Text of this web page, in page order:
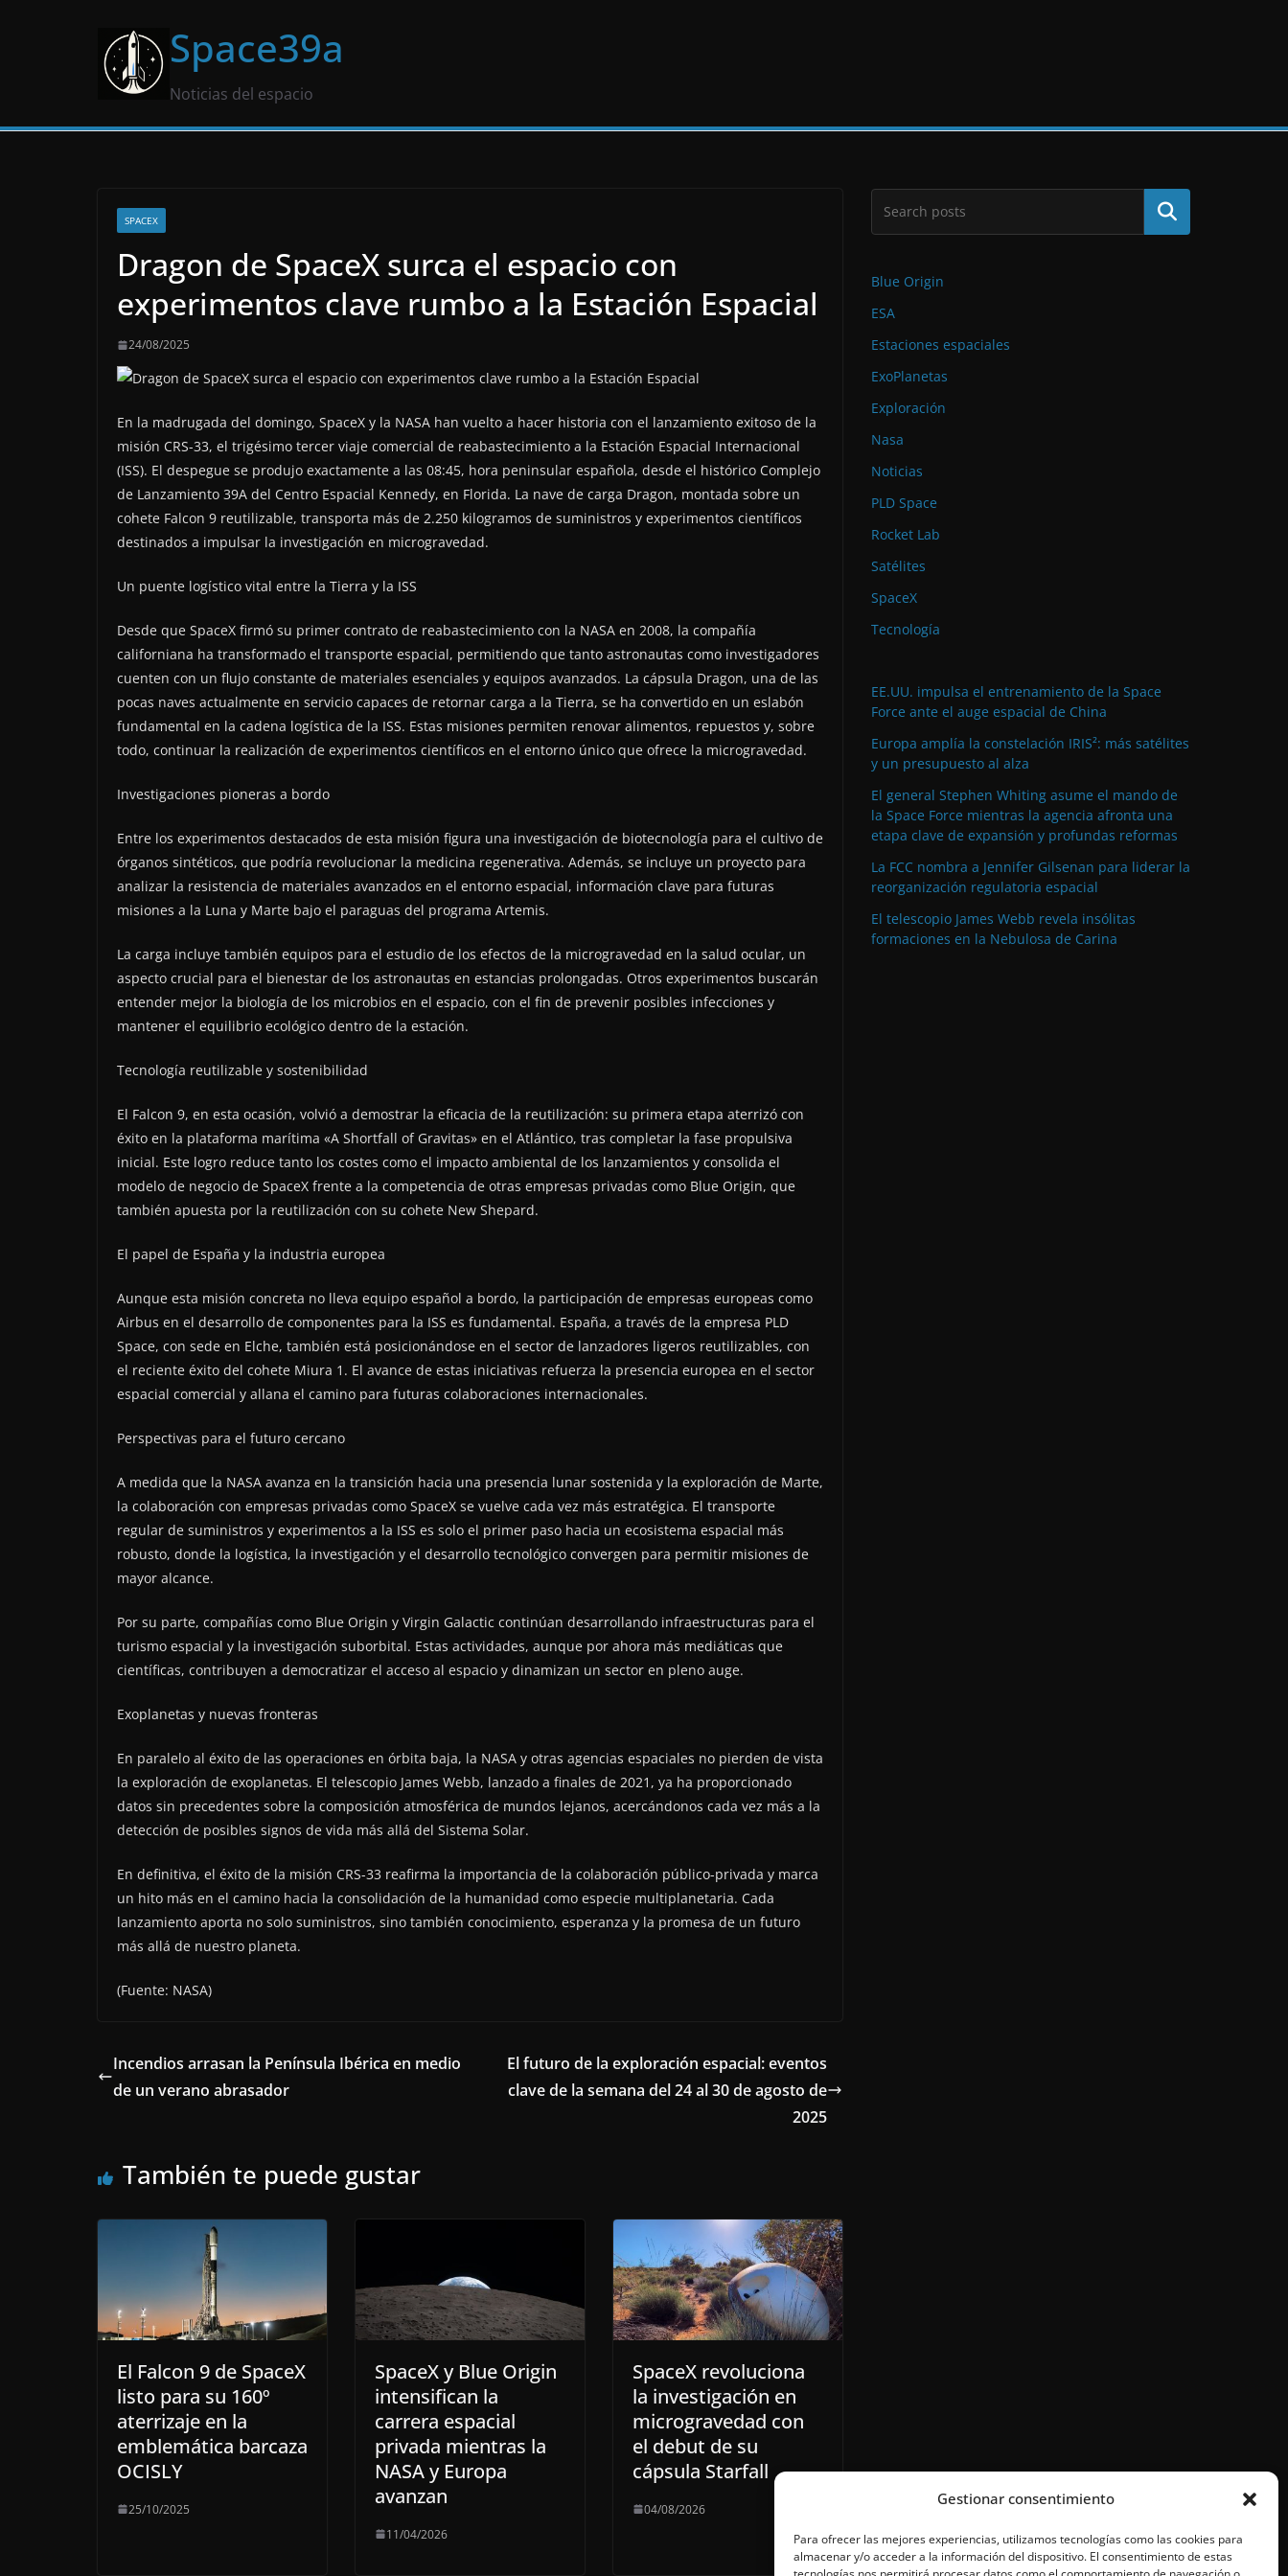
Gestionar consentimiento
Para ofrecer las mejores experiencias, utilizamos tecnologías como las cookies para
almacenar y/o acceder a la información del dispositivo. El consentimiento de estas
Space39a
Noticias del espacio
SPACEX
Dragon de SpaceX surca el espacio con
experimentos clave rumbo a la Estación Espacial
24/08/2025
En la madrugada del domingo, SpaceX y la NASA han vuelto a hacer historia con el lanzamiento exitoso de la
misión CRS-33, el trigésimo tercer viaje comercial de reabastecimiento a la Estación Espacial Internacional
(ISS). El despegue se produjo exactamente a las 08:45, hora peninsular española, desde el histórico Complejo
de Lanzamiento 39A del Centro Espacial Kennedy, en Florida. La nave de carga Dragon, montada sobre un
cohete Falcon 9 reutilizable, transporta más de 2.250 kilogramos de suministros y experimentos científicos
destinados a impulsar la investigación en microgravedad.
Un puente logístico vital entre la Tierra y la ISS
Desde que SpaceX firmó su primer contrato de reabastecimiento con la NASA en 2008, la compañía
californiana ha transformado el transporte espacial, permitiendo que tanto astronautas como investigadores
cuenten con un flujo constante de materiales esenciales y equipos avanzados. La cápsula Dragon, una de las
pocas naves actualmente en servicio capaces de retornar carga a la Tierra, se ha convertido en un eslabón
fundamental en la cadena logística de la ISS. Estas misiones permiten renovar alimentos, repuestos y, sobre
todo, continuar la realización de experimentos científicos en el entorno único que ofrece la microgravedad.
Investigaciones pioneras a bordo
Entre los experimentos destacados de esta misión figura una investigación de biotecnología para el cultivo de
órganos sintéticos, que podría revolucionar la medicina regenerativa. Además, se incluye un proyecto para
analizar la resistencia de materiales avanzados en el entorno espacial, información clave para futuras
misiones a la Luna y Marte bajo el paraguas del programa Artemis.
La carga incluye también equipos para el estudio de los efectos de la microgravedad en la salud ocular, un
aspecto crucial para el bienestar de los astronautas en estancias prolongadas. Otros experimentos buscarán
entender mejor la biología de los microbios en el espacio, con el fin de prevenir posibles infecciones y
mantener el equilibrio ecológico dentro de la estación.
Tecnología reutilizable y sostenibilidad
El Falcon 9, en esta ocasión, volvió a demostrar la eficacia de la reutilización: su primera etapa aterrizó con
éxito en la plataforma marítima «A Shortfall of Gravitas» en el Atlántico, tras completar la fase propulsiva
inicial. Este logro reduce tanto los costes como el impacto ambiental de los lanzamientos y consolida el
modelo de negocio de SpaceX frente a la competencia de otras empresas privadas como Blue Origin, que
también apuesta por la reutilización con su cohete New Shepard.
El papel de España y la industria europea
Aunque esta misión concreta no lleva equipo español a bordo, la participación de empresas europeas como
Airbus en el desarrollo de componentes para la ISS es fundamental. España, a través de la empresa PLD
Space, con sede en Elche, también está posicionándose en el sector de lanzadores ligeros reutilizables, con
el reciente éxito del cohete Miura 1. El avance de estas iniciativas refuerza la presencia europea en el sector
espacial comercial y allana el camino para futuras colaboraciones internacionales.
Perspectivas para el futuro cercano
A medida que la NASA avanza en la transición hacia una presencia lunar sostenida y la exploración de Marte,
la colaboración con empresas privadas como SpaceX se vuelve cada vez más estratégica. El transporte
regular de suministros y experimentos a la ISS es solo el primer paso hacia un ecosistema espacial más
robusto, donde la logística, la investigación y el desarrollo tecnológico convergen para permitir misiones de
mayor alcance.
Por su parte, compañías como Blue Origin y Virgin Galactic continúan desarrollando infraestructuras para el
turismo espacial y la investigación suborbital. Estas actividades, aunque por ahora más mediáticas que
científicas, contribuyen a democratizar el acceso al espacio y dinamizan un sector en pleno auge.
Exoplanetas y nuevas fronteras
En paralelo al éxito de las operaciones en órbita baja, la NASA y otras agencias espaciales no pierden de vista
la exploración de exoplanetas. El telescopio James Webb, lanzado a finales de 2021, ya ha proporcionado
datos sin precedentes sobre la composición atmosférica de mundos lejanos, acercándonos cada vez más a la
detección de posibles signos de vida más allá del Sistema Solar.
En definitiva, el éxito de la misión CRS-33 reafirma la importancia de la colaboración público-privada y marca
un hito más en el camino hacia la consolidación de la humanidad como especie multiplanetaria. Cada
lanzamiento aporta no solo suministros, sino también conocimiento, esperanza y la promesa de un futuro
más allá de nuestro planeta.
(Fuente: NASA)
Incendios arrasan la Península Ibérica en medio
de un verano abrasador
El futuro de la exploración espacial: eventos
clave de la semana del 24 al 30 de agosto de
2025
También te puede gustar
El Falcon 9 de SpaceX
listo para su 160º
aterrizaje en la
emblemática barcaza
OCISLY
25/10/2025
SpaceX y Blue Origin
intensifican la
carrera espacial
privada mientras la
NASA y Europa
avanzan
11/04/2026
SpaceX revoluciona
la investigación en
microgravedad con
el debut de su
cápsula Starfall
04/08/2026
Buscar
Blue Origin
ESA
Estaciones espaciales
ExoPlanetas
Exploración
Nasa
Noticias
PLD Space
Rocket Lab
Satélites
SpaceX
Tecnología
EE.UU. impulsa el entrenamiento de la Space
Force ante el auge espacial de China
Europa amplía la constelación IRIS²: más satélites
y un presupuesto al alza
El general Stephen Whiting asume el mando de
la Space Force mientras la agencia afronta una
etapa clave de expansión y profundas reformas
La FCC nombra a Jennifer Gilsenan para liderar la
reorganización regulatoria espacial
El telescopio James Webb revela insólitas
formaciones en la Nebulosa de Carina